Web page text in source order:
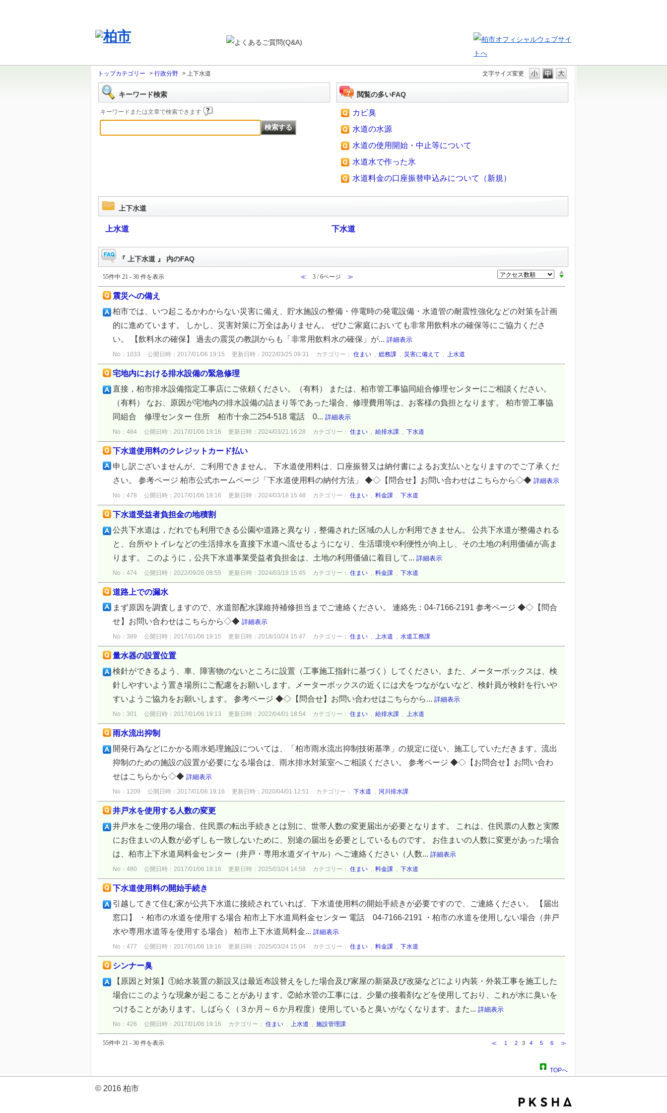
文字サイズ変更
トップカテゴリー > 行政分野 > 上下水道
キーワード検索
キーワードまたは文章で検索できます
閲覧の多いFAQ
カビ臭
水道の水源
水道の使用開始・中止等について
水道水で作った氷
水道料金の口座振替申込みについて（新規）
上下水道
上水道 下水道
『 上下水道 』 内のFAQ
55件中 21 - 30 件を表示 ≪ 3 / 6ページ ≫
震災への備え
柏市では、いつ起こるかわからない災害に備え、貯水施設の整備・停電時の発電設備・水道管の耐震性強化などの対策を計画
的に進めています。 しかし、災害対策に万全はありません。 ぜひご家庭においても非常用飲料水の確保等にご協力くださ
い。 【飲料水の確保】 過去の震災の教訓からも「非常用飲料水の確保」が... 詳細表示
No：1033 公開日時：2017/01/06 19:15 更新日時：2022/03/25 09:31 カテゴリー： 住まい , 総務課 , 災害に備えて , 上水道
宅地内における排水設備の緊急修理
直接，柏市排水設備指定工事店にご依頼ください。（有料） または、柏市管工事協同組合修理センターにご相談ください。
（有料） なお、原因が宅地内の排水設備の詰まり等であった場合、修理費用等は、お客様の負担となります。 柏市管工事協
同組合 修理センター 住所 柏市十余二254-518 電話 0... 詳細表示
No：484 公開日時：2017/01/06 19:16 更新日時：2024/03/21 16:28 カテゴリー： 住まい , 給排水課 , 下水道
下水道使用料のクレジットカード払い
申し訳ございませんが、ご利用できません。 下水道使用料は、口座振替又は納付書によるお支払いとなりますのでご了承くだ
さい。 参考ページ 柏市公式ホームページ「下水道使用料の納付方法」 ◆◇【問合せ】お問い合わせはこちらから◇◆ 詳細表示
No：478 公開日時：2017/01/06 19:16 更新日時：2024/03/18 15:48 カテゴリー： 住まい , 料金課 , 下水道
下水道受益者負担金の地積割
公共下水道は，だれでも利用できる公園や道路と異なり，整備された区域の人しか利用できません。 公共下水道が整備される
と、台所やトイレなどの生活排水を直接下水道へ流せるようになり、生活環境や利便性が向上し、その土地の利用価値が高ま
ります。 このように，公共下水道事業受益者負担金は、土地の利用価値に着目して... 詳細表示
No：474 公開日時：2022/09/26 09:55 更新日時：2024/03/18 15:45 カテゴリー： 住まい , 料金課 , 下水道
道路上での漏水
まず原因を調査しますので、水道部配水課維持補修担当までご連絡ください。 連絡先：04-7166-2191 参考ページ ◆◇【問合
せ】お問い合わせはこちらから◇◆ 詳細表示
No：389 公開日時：2017/01/06 19:15 更新日時：2018/10/24 15:47 カテゴリー： 住まい , 上水道 , 水道工務課
量水器の設置位置
検針ができるよう、車、障害物のないところに設置（工事施工指針に基づく）してください。また、メーターボックスは、検
針しやすいよう置き場所にご配慮をお願いします。メーターボックスの近くには犬をつながないなど、検針員が検針を行いや
すいようご協力をお願いします。 参考ページ ◆◇【問合せ】お問い合わせはこちらから... 詳細表示
No：301 公開日時：2017/01/06 19:13 更新日時：2022/04/01 18:54 カテゴリー： 住まい , 給排水課 , 上水道
雨水流出抑制
開発行為などにかかる雨水処理施設については、「柏市雨水流出抑制技術基準」の規定に従い、施工していただきます。流出
抑制のための施設の設置が必要になる場合は、雨水排水対策室へご相談ください。 参考ページ ◆◇【お問合せ】お問い合わ
せはこちらから◇◆ 詳細表示
No：1209 公開日時：2017/01/06 19:16 更新日時：2020/04/01 12:51 カテゴリー： 下水道 , 河川排水課
井戸水を使用する人数の変更
井戸水をご使用の場合、住民票の転出手続きとは別に、世帯人数の変更届出が必要となります。 これは、住民票の人数と実際
にお住まいの人数が必ずしも一致しないために、別途の届出を必要としているものです。 お住まいの人数に変更があった場合
は、柏市上下水道局料金センター（井戸・専用水道ダイヤル）へご連絡ください（人数... 詳細表示
No：480 公開日時：2017/01/06 19:16 更新日時：2025/03/24 14:58 カテゴリー： 住まい , 料金課 , 下水道
下水道使用料の開始手続き
引越してきて住む家が公共下水道に接続されていれば、下水道使用料の開始手続きが必要ですので、ご連絡ください。 【届出
窓口】 ・柏市の水道を使用する場合 柏市上下水道局料金センター 電話 04-7166-2191 ・柏市の水道を使用しない場合（井戸
水や専用水道等を使用する場合） 柏市上下水道局料金... 詳細表示
No：477 公開日時：2017/01/06 19:16 更新日時：2025/03/24 15:04 カテゴリー： 住まい , 料金課 , 下水道
シンナー臭
【原因と対策】①給水装置の新設又は最近布設替えをした場合及び家屋の新築及び改築などにより内装・外装工事を施工した
場合にこのような現象が起こることがあります。②給水管の工事には、少量の接着剤などを使用しており、これが水に臭いを
つけることがあります。しばらく（３か月～６か月程度）使用していると臭いがなくなります。また... 詳細表示
No：426 公開日時：2017/01/06 19:16 カテゴリー： 住まい , 上水道 , 施設管理課
55件中 21 - 30 件を表示 ≪ 1 2 3 4 5 6 ≫
TOPへ
© 2016 柏市